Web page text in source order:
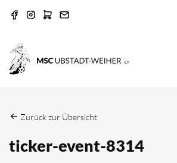
Zurück zur Übersicht
ticker-event-8314